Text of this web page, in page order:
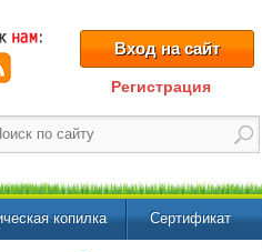
Вход на сайт
Регистрация
копилка Сертификат